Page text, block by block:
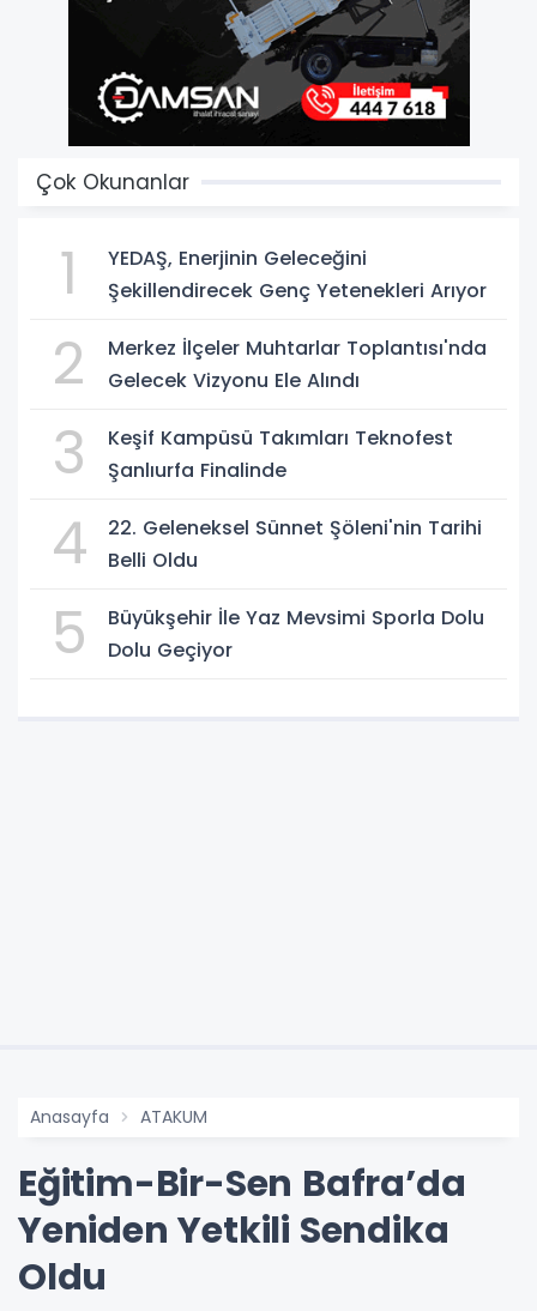
Çok Okunanlar
1
YEDAŞ, Enerjinin Geleceğini
Şekillendirecek Genç Yetenekleri Arıyor
2
Merkez İlçeler Muhtarlar Toplantısı'nda
Gelecek Vizyonu Ele Alındı
3
Keşif Kampüsü Takımları Teknofest
Şanlıurfa Finalinde
4
22. Geleneksel Sünnet Şöleni'nin Tarihi
Belli Oldu
5
Büyükşehir İle Yaz Mevsimi Sporla Dolu
Dolu Geçiyor
Anasayfa ATAKUM
Eğitim-Bir-Sen Bafra’da
Yeniden Yetkili Sendika
Oldu